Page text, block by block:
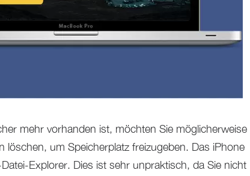
mehr vorhanden ist, möchten Sie möglicherweise
löschen, um Speicherplatz freizugeben. Das iPhone
Explorer. Dies ist sehr unpraktisch, da Sie nicht